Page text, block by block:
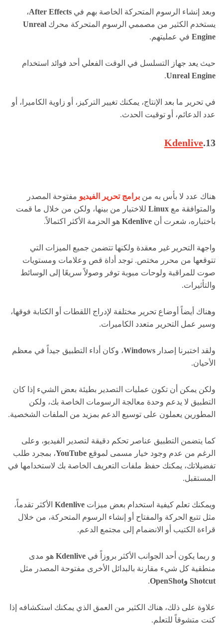
وبعد إنشاء الرسوم المتحركة الخاصة بهم في After Effects،
يستخدم الكثير من مصممي الرسوم المتحركة محرك Unreal
Engine في عمليتهم.
حيث يعد جهاز التسلسل في الوقت الفعلي أحد فوائد استخدام
Unreal Engine
.
في تحرير ما بعد الإنتاج، يمكنك تغيير التركيز، أو زاوية الكاميرا، أو
عدد الدعائم، أو توقيت الحدث.
13.
Kdenlive
هناك عدد لا بأس به من برامج تحرير الفيديو مفتوحة المصدر
والمتوافقة مع Linux للاختيار من بينها، ولكن من خلال ما قمت
باختباره، شعرت أن Kdenlive هو الحزمة الأكثر اكتمالاً.
واجهة التحرير غير معقدة ولكنها تتضمن جميع الميزات التي
تتوقعها من محرر مختص. توجد أداة قص وعلامات ومستويات
صوت للمراقبة ولوحات مبوبة توفر وصولاً سريعًا إلى الوسائط
والتأثيرات.
وهناك أيضاً أوضاع تحرير مختلفة لإدراج اللقطات أو الكتابة فوقها،
وسير عمل التحرير متعدد الكاميرات.
ولقد اختبرنا إصدار Windows، وكان أداء التطبيق جيداً في معظم
الأحيان.
ولكن يمكن أن تكون عمليات التصدير بطيئة بعض الشيء إذا كان
التطبيق لا يدعم وحدة معالجة الرسومات الخاصة بك، ولكن
المطورين يعملون على توسيع الدعم بمزيد من الملفات الشخصية.
كما يتضمن التطبيق عناصر تحكم دقيقة لتصدير الفيديو، وعلى
الرغم من عدم وجود خيار مسمى لموقع YouTube، بمجرد طلب
تفضيلاتك، يمكنك حفظ ملفات التعريف الخاصة بك لاستخدامها في
المستقبل.
ويمكنك تعلم كيفية استخدام بعض ميزات Kdenlive الأكثر تقدماً،
مثل تتبع الحركة والمفتاح أو إنشاء الرسوم المتحركة، من خلال
قراءة الكتيب أو الانضمام إلى مجتمع الدعم.
و ربما يكون أحد الجوانب الأكثر بروزاً في Kdenlive هو مدى
منطقية كل شيء مقارنة بالبدائل الأخرى مفتوحة المصدر مثل
Shotcut وOpenShot
.
علاوة على ذلك، هناك الكثير من العمق الذي يمكنك استكشافه إذا
كنت متشوقاً للتعلم.